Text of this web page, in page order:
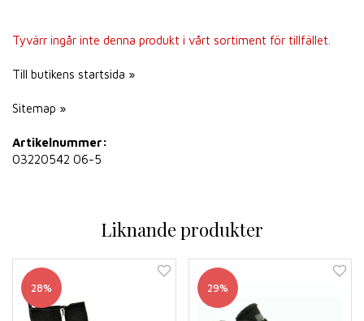
Tyvärr ingår inte denna produkt i vårt sortiment för tillfället.
Till butikens startsida »
Sitemap »
Artikelnummer:
03220542 06-5
Liknande produkter
28% 29%